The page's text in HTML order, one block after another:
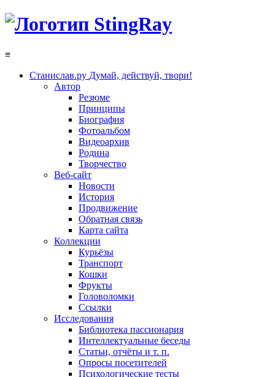
≡
Станислав.ру Думай, действуй, твори!
Автор
Резюме
Принципы
Биография
Фотоальбом
Видеоархив
Родина
Творчество
Веб-сайт
Новости
История
Продвижение
Обратная связь
Карта сайта
Коллекции
Курьёзы
Транспорт
Кошки
Фрукты
Головоломки
Ссылки
Исследования
Библиотека пассионария
Интеллектуальные беседы
Статьи, отчёты и т. п.
Опросы посетителей
Психологические тесты